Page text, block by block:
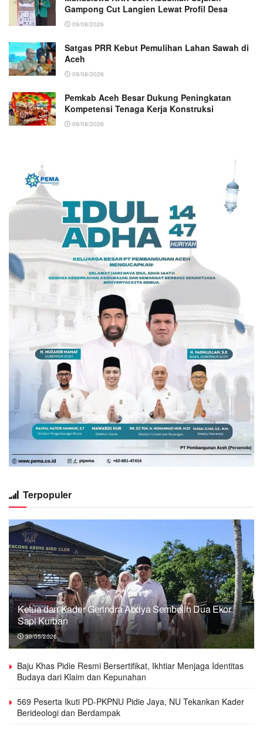
Gampong Cut Langien Lewat Profil Desa
09/08/2026
Satgas PRR Kebut Pemulihan Lahan Sawah di
Aceh
09/08/2026
Pemkab Aceh Besar Dukung Peningkatan
Kompetensi Tenaga Kerja Konstruksi
09/08/2026
Terpopuler
Ketua dan Kader Gerindra Abdya Sembelih Dua Ekor
Sapi Kurban
30/05/2026
Baju Khas Pidie Resmi Bersertifikat, Ikhtiar Menjaga Identitas
Budaya dari Klaim dan Kepunahan
569 Peserta Ikuti PD-PKPNU Pidie Jaya, NU Tekankan Kader
Berideologi dan Berdampak